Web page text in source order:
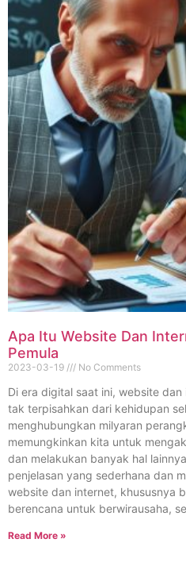
Apa Itu Website Dan
Pemula
2023-03-19 No Comments
Di era digital saat ini, website
tak terpisahkan dari kehidupan
menghubungkan milyaran
memungkinkan kita untuk
dan melakukan banyak hal
penjelasan yang sederhana dan
website dan internet, khususnya
berencana untuk berwirausaha,
Read More »